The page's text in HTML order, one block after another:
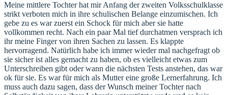
Meine mittlere Tochter hat mir Anfang der zweiten Volksschulklasse
strikt verboten mich in ihre schulischen Belange einzumischen. Ich
gebe zu es war zuerst ein Schock für mich aber sie hatte
vollkommen recht. Nach ein paar Mal tief durchatmen versprach ich
ihr meine Finger von ihren Sachen zu lassen. Es klappte
hervorragend. Natürlich habe ich immer wieder mal nachgefragt ob
sie sicher ist alles gemacht zu haben, ob es vielleicht etwas zum
Unterschreiben gibt oder wann die nächsten Tests anstehen, das war
ok für sie. Es war für mich als Mutter eine große Lernerfahrung. Ich
muss auch dazu sagen, dass der Wunsch meiner Tochter nach